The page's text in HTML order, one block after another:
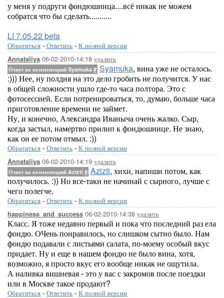
у меня у подруги фондюшница....всё никак не можем
собратся что бы сделать...........
LI 7.05.22 beta
Обратиться - Ответить - К полной версии
Annataliya 06-02-2010-14:18 удалить
Ответ на комментарий Syamuka # Syamuka, вина уже не осталось.
:))) Нее, ну полдня на это дело гробить не получится. У нас
в общей сложности ушло где-то часа полтора. Это с
фотосессией. Если потренироваться, то, думаю, больше часа
приготовление времени не займет.
Ну, и конечно, Александра Иваныча очень жалко. Сыр,
когда застыл, намертво прилип к фондюшнице. Не знаю,
как он ее потом отмыл. :))
Обратиться - Ответить - К полной версии
Annataliya 06-02-2010-14:19 удалить
Ответ на комментарий Azizti # Azizti, хихи, напиши потом, как
получилось. :)) Но все-таки не начинай с сырного, лучше с
чего полегче.
Обратиться - Ответить - К полной версии
happiness_and_success 06-02-2010-14:38 удалить
Класс. Я тоже недавно первый и пока что последний раз ела
фондю. ОЧень понравилось, но слишком сытно было. Нам
фондю подавали с листьями салата, по-моему особый вкус
придает. Ну и еще в нашем фондю не было вина, хотя,
возможно, я просто вкус его вообще никак не ощутила.
А наливка вишневая - это у вас с закромов после поездки
или в Москве такое продают?
Обратиться - Ответить - К полной версии